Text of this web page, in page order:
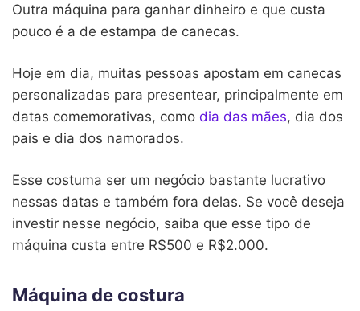
Outra máquina para ganhar dinheiro e que custa
pouco é a de estampa de canecas.
Hoje em dia, muitas pessoas apostam em canecas
personalizadas para presentear, principalmente em
datas comemorativas, como dia das mães, dia dos
pais e dia dos namorados.
Esse costuma ser um negócio bastante lucrativo
nessas datas e também fora delas. Se você deseja
investir nesse negócio, saiba que esse tipo de
máquina custa entre R$500 e R$2.000.
Máquina de costura